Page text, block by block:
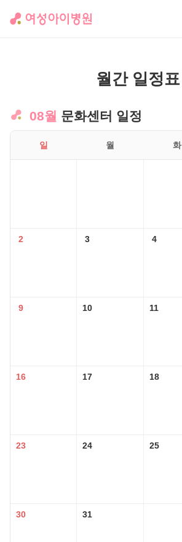
월간 일정표
월간 일정표
08월 문화센터 일정
일 월 화
2 3 4
9 10 11
16 17 18
23 24 25
30 31